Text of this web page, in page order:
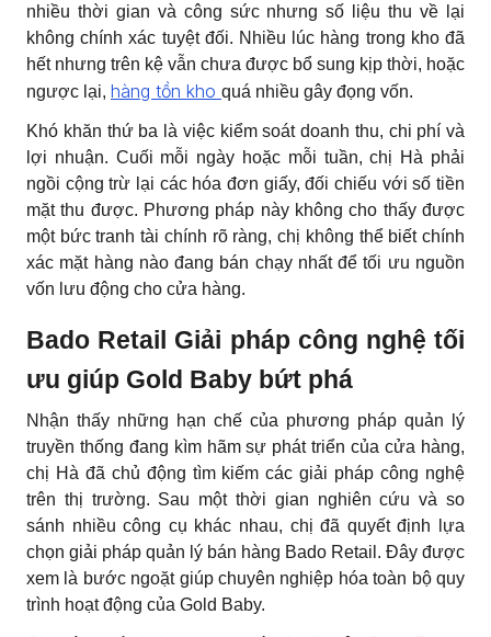
nhiều thời gian và công sức nhưng số liệu thu về lại
không chính xác tuyệt đối. Nhiều lúc hàng trong kho đã
hết nhưng trên kệ vẫn chưa được bổ sung kịp thời, hoặc
ngược lại, hàng tồn kho quá nhiều gây đọng vốn.
Khó khăn thứ ba là việc kiểm soát doanh thu, chi phí và
lợi nhuận. Cuối mỗi ngày hoặc mỗi tuần, chị Hà phải
ngồi cộng trừ lại các hóa đơn giấy, đối chiếu với số tiền
mặt thu được. Phương pháp này không cho thấy được
một bức tranh tài chính rõ ràng, chị không thể biết chính
xác mặt hàng nào đang bán chạy nhất để tối ưu nguồn
vốn lưu động cho cửa hàng.
Bado Retail Giải pháp công nghệ tối
ưu giúp Gold Baby bứt phá
Nhận thấy những hạn chế của phương pháp quản lý
truyền thống đang kìm hãm sự phát triển của cửa hàng,
chị Hà đã chủ động tìm kiếm các giải pháp công nghệ
trên thị trường. Sau một thời gian nghiên cứu và so
sánh nhiều công cụ khác nhau, chị đã quyết định lựa
chọn giải pháp quản lý bán hàng Bado Retail. Đây được
xem là bước ngoặt giúp chuyên nghiệp hóa toàn bộ quy
trình hoạt động của Gold Baby.